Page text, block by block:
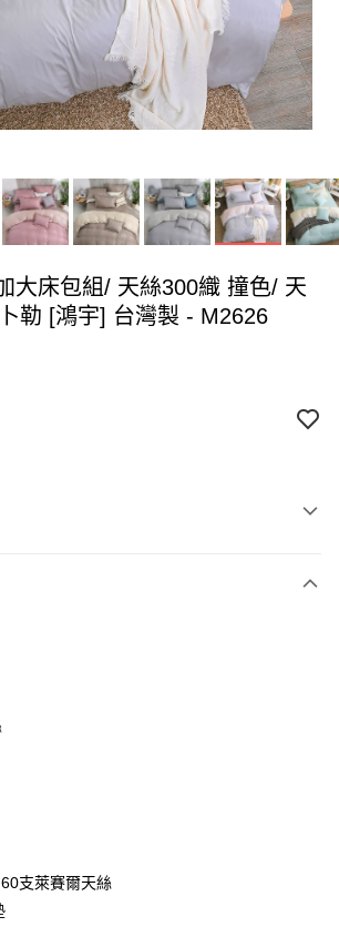
大床包組/ 天絲300織 撞色/ 天
勒 [鴻宇] 台灣製 - M2626
收到商品之後才付款」的支付方式。 讓您購物簡單
支萊賽爾天絲